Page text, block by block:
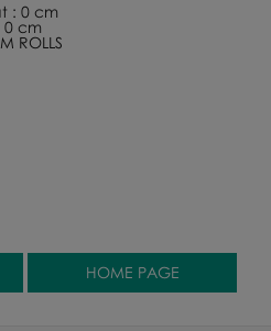
: 0 cm
cm
ROLLS